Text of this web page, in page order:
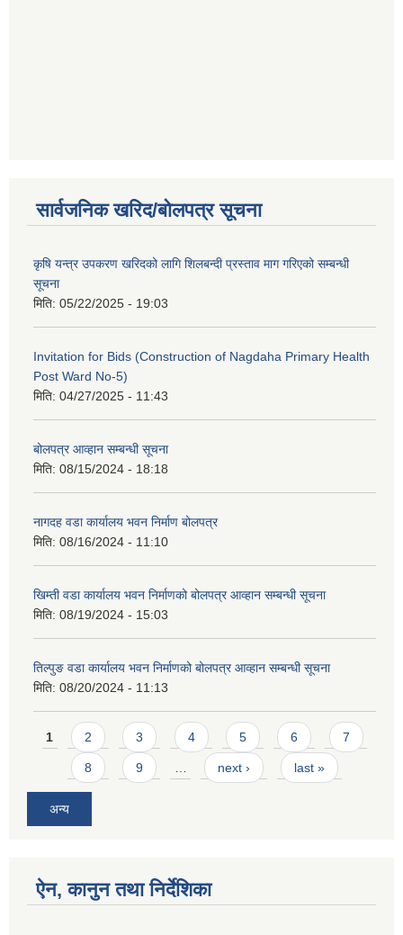
सार्वजनिक खरिद/बोलपत्र सूचना
कृषि यन्त्र उपकरण खरिदको लागि शिलबन्दी प्रस्ताव माग गरिएको सम्बन्धी
सूचना
मिति: 05/22/2025 - 19:03
Invitation for Bids (Construction of Nagdaha Primary Health
Post Ward No-5)
मिति: 04/27/2025 - 11:43
बोलपत्र आव्हान सम्बन्धी सूचना
मिति: 08/15/2024 - 18:18
नागदह वडा कार्यालय भवन निर्माण बोलपत्र
मिति: 08/16/2024 - 11:10
खिम्ती वडा कार्यालय भवन निर्माणको बोलपत्र आव्हान सम्बन्धी सूचना
मिति: 08/19/2024 - 15:03
तिल्पुङ वडा कार्यालय भवन निर्माणको बोलपत्र आव्हान सम्बन्धी सूचना
मिति: 08/20/2024 - 11:13
Pages
1 2 3 4 5 6 7
8 9 next › last »
अन्य
ऐन, कानुन तथा निर्देशिका